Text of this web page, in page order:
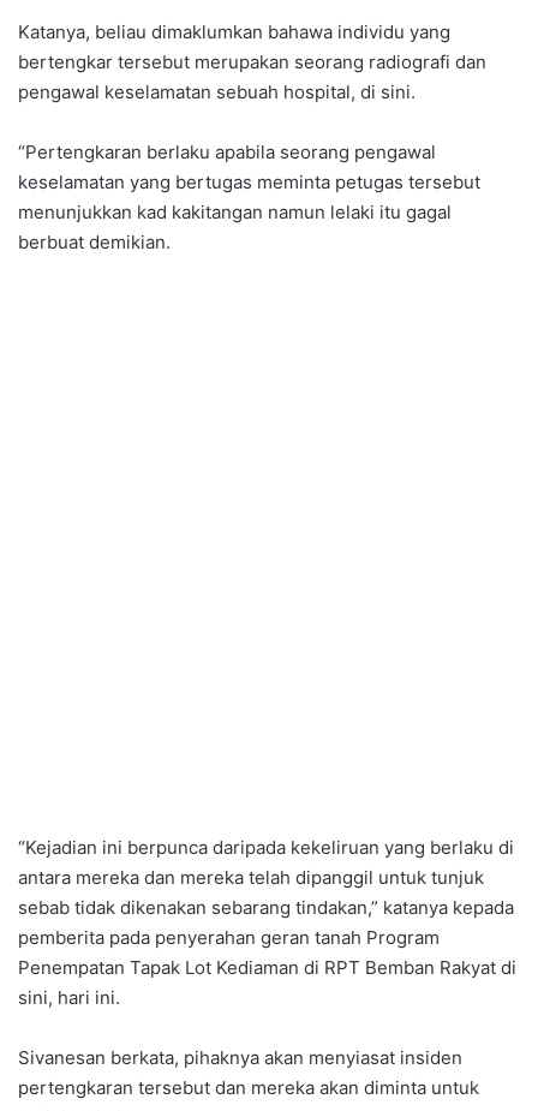
Katanya, beliau dimaklumkan bahawa individu yang
bertengkar tersebut merupakan seorang radiografi dan
pengawal keselamatan sebuah hospital, di sini.
“Pertengkaran berlaku apabila seorang pengawal
keselamatan yang bertugas meminta petugas tersebut
menunjukkan kad kakitangan namun lelaki itu gagal
berbuat demikian.
“Kejadian ini berpunca daripada kekeliruan yang berlaku di
antara mereka dan mereka telah dipanggil untuk tunjuk
sebab tidak dikenakan sebarang tindakan,” katanya kepada
pemberita pada penyerahan geran tanah Program
Penempatan Tapak Lot Kediaman di RPT Bemban Rakyat di
sini, hari ini.
Sivanesan berkata, pihaknya akan menyiasat insiden
pertengkaran tersebut dan mereka akan diminta untuk